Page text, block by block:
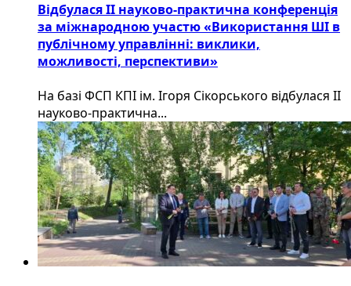
Відбулася ІІ науково-практична конференція
за міжнародною участю «Використання ШІ в
публічному управлінні: виклики,
можливості, перспективи»
На базі ФСП КПІ ім. Ігоря Сікорського відбулася ІІ
науково-практична...